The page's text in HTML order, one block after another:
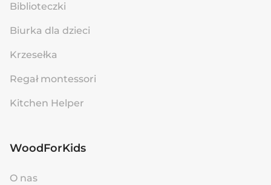
Biblioteczki
Biurka dla dzieci
Krzesełka
Regał montessori
Kitchen Helper
WoodForKids
O nas